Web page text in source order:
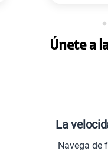
Únete a
La
Navega de